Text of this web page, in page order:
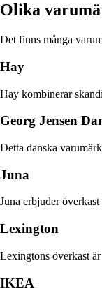
Olika
Det finns många
Hay
Hay kombinerar
Georg Jensen
Detta danska
Juna
Juna erbjuder
Lexington
Lexingtons överkast
IKEA